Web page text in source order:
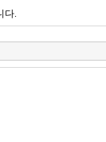
다.